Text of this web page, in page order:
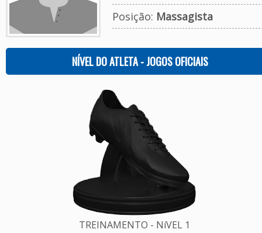
Posição: Massagista
NÍVEL DO ATLETA - JOGOS OFICIAIS
TREINAMENTO - NíVEL 1